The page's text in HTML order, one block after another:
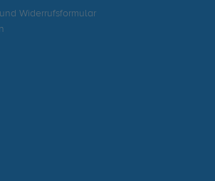
Widerrufsformular